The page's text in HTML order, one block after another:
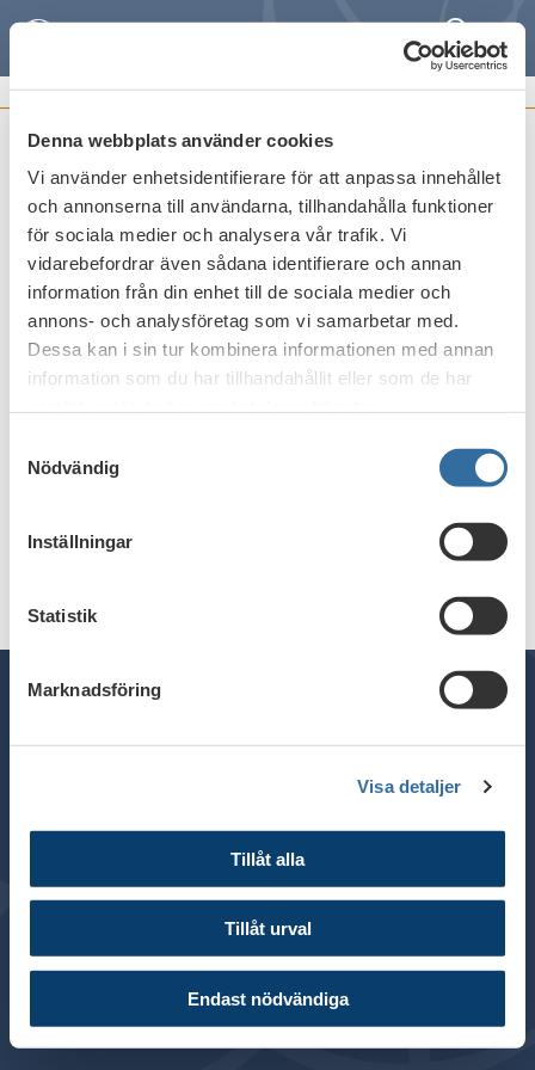
Denna webbplats använder cookies
Vi använder enhetsidentifierare för att anpassa innehållet
och annonserna till användarna, tillhandahålla funktioner
för sociala medier och analysera vår trafik. Vi
vidarebefordrar även sådana identifierare och annan
information från din enhet till de sociala medier och
annons- och analysföretag som vi samarbetar med.
Dessa kan i sin tur kombinera informationen med annan
information som du har tillhandahållit eller som de har
Nödvändig
Inställningar
Statistik
Marknadsföring
Visa detaljer
Tillåt alla
Tillåt urval
Endast nödvändiga
SearchMeny
Draft RTS on prudent valuation under
Article 105(14) of CRR
Publicerat den8 oktober 2013
Print
Address: Box 7603, 103 94 Stockholm
Visiting address: Blasieholmsgatan 4B
© 2024 Finance Sweden
About this website